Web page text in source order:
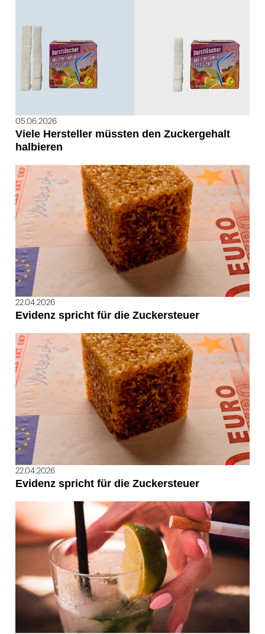
05.06.2026
Viele Hersteller müssten den Zuckergehalt
halbieren
22.04.2026
Evidenz spricht für die Zuckersteuer
22.04.2026
Evidenz spricht für die Zuckersteuer